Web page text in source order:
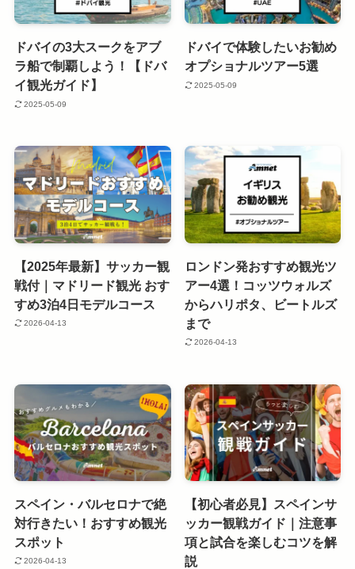
ドバイの3大スークをアブ
ラ船で制覇しよう！【ドバ
イ観光ガイド】
2025-05-09
ドバイで体験したいお勧め
オプショナルツアー5選
2025-05-09
【2025年最新】サッカー観
戦付｜マドリード観光 おす
すめ3泊4日モデルコース
2026-04-13
ロンドン発おすすめ観光ツ
アー4選！コッツウォルズ
からハリポタ、ビートルズ
まで
2026-04-13
スペイン・バルセロナで絶
対行きたい！おすすめ観光
スポット
2026-04-13
【初心者必見】スペインサ
ッカー観戦ガイド｜注意事
項と試合を楽しむコツを解
説